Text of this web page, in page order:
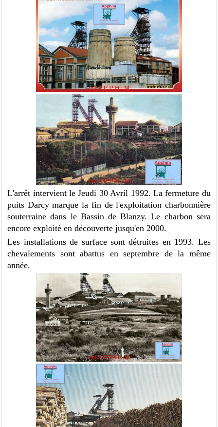
L'arrêt intervient le Jeudi 30 Avril 1992. La fermeture du
puits Darcy marque la fin de l'exploitation charbonnière
souterraine dans le Bassin de Blanzy. Le charbon sera
encore exploité en découverte jusqu'en 2000.
Les installations de surface sont détruites en 1993. Les
chevalements sont abattus en septembre de la même
année.